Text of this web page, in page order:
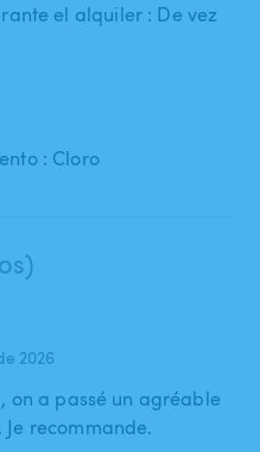
el alquiler : De vez
: Cloro
2026
on a passé un agréable
recommande.